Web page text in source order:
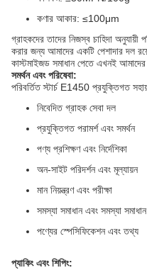
কণার আকার: ≤100μm
গ্রাহকদের তাদের নিজস্ব চাহিদা
করার জন্য আমাদের একটি পেশাদার দল
কাস্টমাইজড সমাধান পেতে এখনই
সমর্থন এবং পরিষেবা:
পরিবর্তিত স্টার্চ E1450 প্রযুক্তিগত
নিবেদিত গ্রাহক সেবা দল
প্রযুক্তিগত পরামর্শ এবং সমর্থন
পণ্য প্রশিক্ষণ এবং নির্দেশিকা
অন-সাইট পরিদর্শন এবং মূল্যায়ন
মান নিয়ন্ত্রণ এবং পরীক্ষা
সমস্যা সমাধান এবং সমস্যা সমাধান
পণ্যের স্পেসিফিকেশন এবং তথ্য
প্যাকিং এবং শিপিং: